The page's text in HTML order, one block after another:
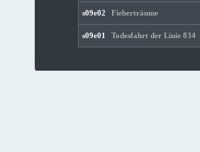
s09e02 Fieberträume
s09e01 Todesfahrt der Linie 834